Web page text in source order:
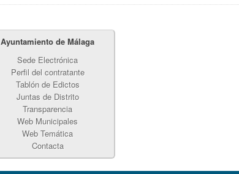
Ayuntamiento de Málaga
Sede Electrónica
Perfil del contratante
Tablón de Edictos
Juntas de Distrito
Transparencia
Web Municipales
Web Temática
Contacta